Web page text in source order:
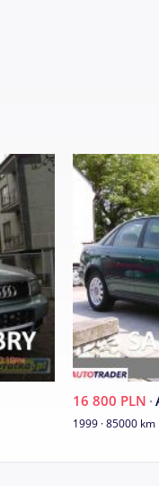
16 800 PLN ·
1999 · 85000 km